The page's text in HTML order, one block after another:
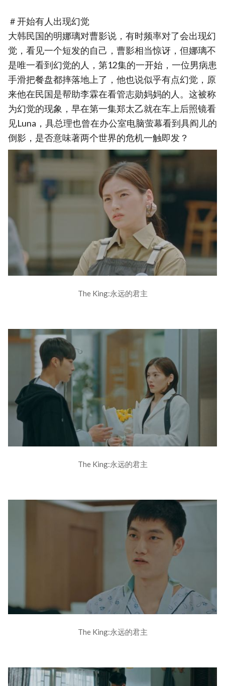
＃开始有人出现幻觉
大韩民国的明娜璃对曹影说，有时频率对了会出现幻
觉，看见一个短发的自己，曹影相当惊讶，但娜璃不
是唯一看到幻觉的人，第12集的一开始，一位男病患
手滑把餐盘都摔落地上了，他也说似乎有点幻觉，原
来他在民国是帮助李霖在看管志勋妈妈的人。这被称
为幻觉的现象，早在第一集郑太乙就在车上后照镜看
见Luna，具总理也曾在办公室电脑萤幕看到具阎儿的
倒影，是否意味著两个世界的危机一触即发？
The King:永远的君主
The King:永远的君主
The King:永远的君主